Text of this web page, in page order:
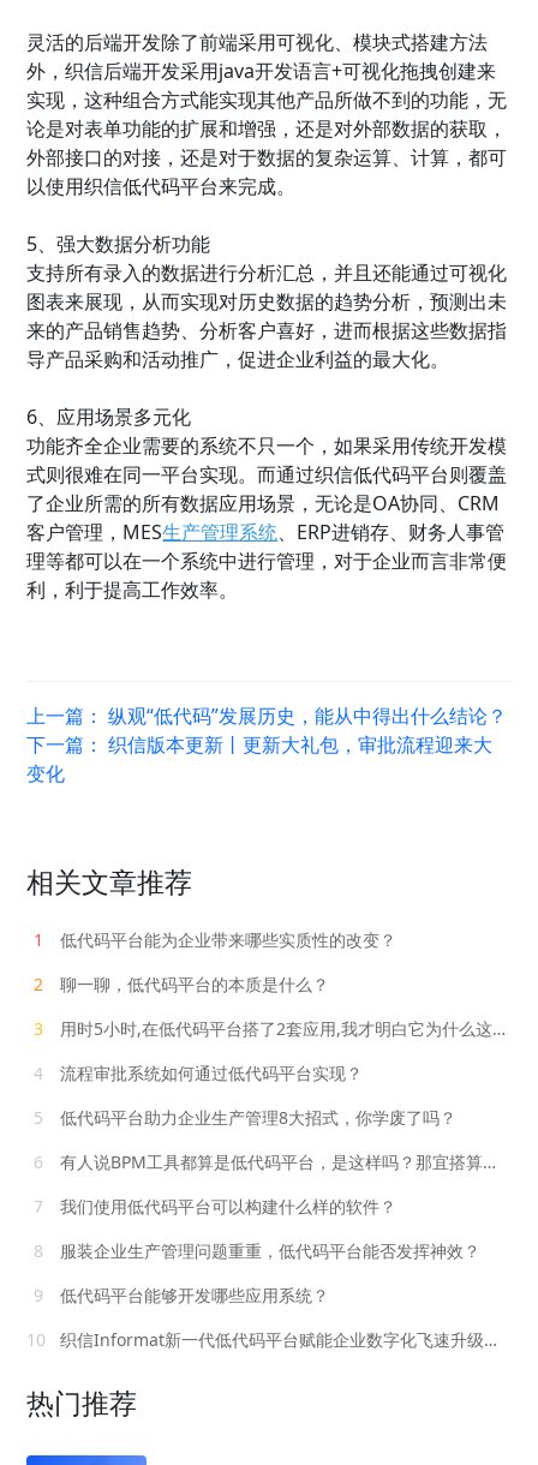
灵活的后端开发除了前端采用可视化、模块式搭建方法
外，织信后端开发采用java开发语言+可视化拖拽创建来
实现，这种组合方式能实现其他产品所做不到的功能，无
论是对表单功能的扩展和增强，还是对外部数据的获取，
外部接口的对接，还是对于数据的复杂运算、计算，都可
以使用织信低代码平台来完成。
5、强大数据分析功能
支持所有录入的数据进行分析汇总，并且还能通过可视化
图表来展现，从而实现对历史数据的趋势分析，预测出未
来的产品销售趋势、分析客户喜好，进而根据这些数据指
导产品采购和活动推广，促进企业利益的最大化。
6、应用场景多元化
功能齐全企业需要的系统不只一个，如果采用传统开发模
式则很难在同一平台实现。而通过织信低代码平台则覆盖
了企业所需的所有数据应用场景，无论是OA协同、CRM
客户管理，MES生产管理系统、ERP进销存、财务人事管
理等都可以在一个系统中进行管理，对于企业而言非常便
利，利于提高工作效率。
上一篇：纵观“低代码”发展历史，能从中得出什么结论？
下一篇：织信版本更新丨更新大礼包，审批流程迎来大
变化
相关文章推荐
1
低代码平台能为企业带来哪些实质性的改变？
2
聊一聊，低代码平台的本质是什么？
3
用时5小时,在低代码平台搭了2套应用,我才明白它为什么这么火！
4
流程审批系统如何通过低代码平台实现？
5
低代码平台助力企业生产管理8大招式，你学废了吗？
6
有人说BPM工具都算是低代码平台，是这样吗？那宜搭算是一个BPM工具吗？
7
我们使用低代码平台可以构建什么样的软件？
8
服装企业生产管理问题重重，低代码平台能否发挥神效？
9
低代码平台能够开发哪些应用系统？
10
织信Informat新一代低代码平台赋能企业数字化飞速升级，提效300%！
热门推荐